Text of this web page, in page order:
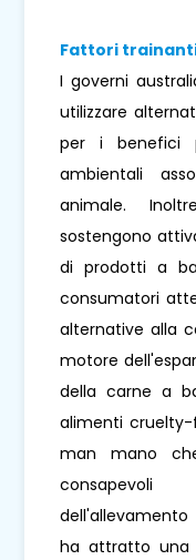
Fattori
I governi
utilizzare
per i benefici
ambientali
animale.
sostengono
di prodotti a
consumatori
alternative alla
motore
della carne a
alimenti
man mano
consapevoli
ha attratto una